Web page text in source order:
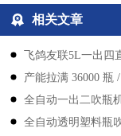
相关文章
飞鸽友联5L一出四
认可
产能拉满 36000 瓶
全自动一出二吹瓶
全自动透明塑料瓶